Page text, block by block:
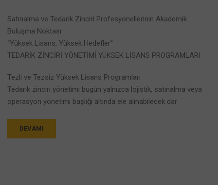
Satınalma ve Tedarik Zinciri Profesyonellerinin Akademik
Buluşma Noktası
“Yüksek Lisans, Yüksek Hedefler”
TEDARİK ZİNCİRİ YÖNETİMİ YÜKSEK LİSANS PROGRAMLARI
Tezli ve Tezsiz Yüksek Lisans Programları
Tedarik zinciri yönetimi bugün yalnızca lojistik, satınalma veya
operasyon yönetimi başlığı altında ele alınabilecek dar
DEVAMI